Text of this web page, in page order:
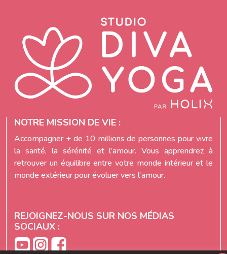
NOTRE MISSION DE VIE :
Accompagner + de 10 millions de personnes pour vivre
la santé, la sérénité et l'amour. Vous apprendrez à
retrouver un équilibre entre votre monde intérieur et le
monde extérieur pour évoluer vers l'amour.
REJOIGNEZ-NOUS SUR NOS MÉDIAS
SOCIAUX :